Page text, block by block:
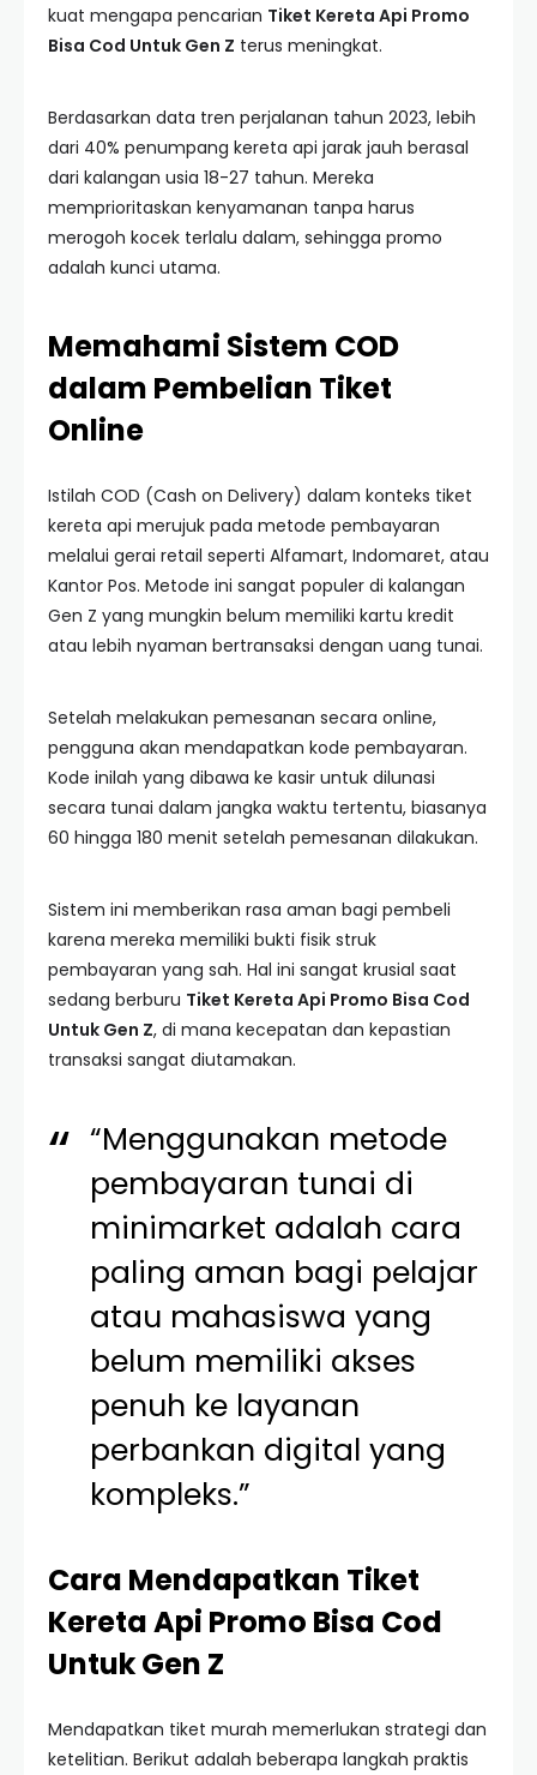
kuat mengapa pencarian Tiket Kereta Api Promo
Bisa Cod Untuk Gen Z terus meningkat.
Berdasarkan data tren perjalanan tahun 2023, lebih
dari 40% penumpang kereta api jarak jauh berasal
dari kalangan usia 18-27 tahun. Mereka
memprioritaskan kenyamanan tanpa harus
merogoh kocek terlalu dalam, sehingga promo
adalah kunci utama.
Memahami Sistem COD
dalam Pembelian Tiket
Online
Istilah COD (Cash on Delivery) dalam konteks tiket
kereta api merujuk pada metode pembayaran
melalui gerai retail seperti Alfamart, Indomaret, atau
Kantor Pos. Metode ini sangat populer di kalangan
Gen Z yang mungkin belum memiliki kartu kredit
atau lebih nyaman bertransaksi dengan uang tunai.
Setelah melakukan pemesanan secara online,
pengguna akan mendapatkan kode pembayaran.
Kode inilah yang dibawa ke kasir untuk dilunasi
secara tunai dalam jangka waktu tertentu, biasanya
60 hingga 180 menit setelah pemesanan dilakukan.
Sistem ini memberikan rasa aman bagi pembeli
karena mereka memiliki bukti fisik struk
pembayaran yang sah. Hal ini sangat krusial saat
sedang berburu Tiket Kereta Api Promo Bisa Cod
Untuk Gen Z, di mana kecepatan dan kepastian
transaksi sangat diutamakan.
“Menggunakan metode
pembayaran tunai di
minimarket adalah cara
paling aman bagi pelajar
atau mahasiswa yang
belum memiliki akses
penuh ke layanan
perbankan digital yang
kompleks.”
Cara Mendapatkan Tiket
Kereta Api Promo Bisa Cod
Untuk Gen Z
Mendapatkan tiket murah memerlukan strategi dan
ketelitian. Berikut adalah beberapa langkah praktis